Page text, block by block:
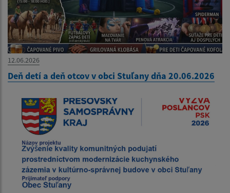
12.06.2026
Deň detí a deň otcov v obci Stuľany dňa 20.06.2026